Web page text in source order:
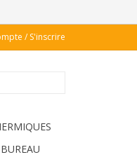
/ S'inscrire